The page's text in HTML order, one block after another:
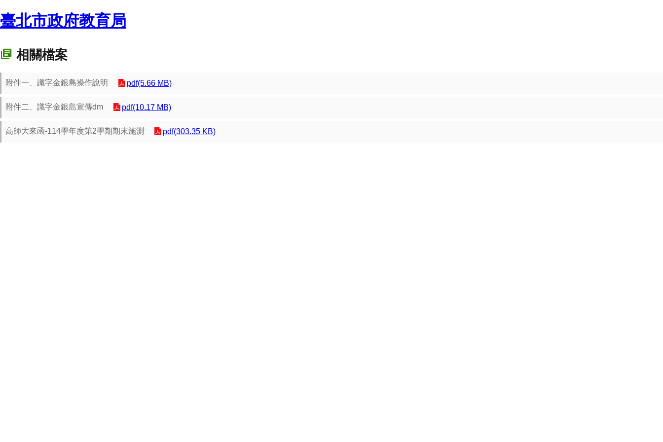
臺北市政府教育局
相關檔案
附件一、識字金銀島操作說明 pdf(5.66 MB)
附件二、識字金銀島宣傳dm pdf(10.17 MB)
高師大來函-114學年度第2學期期末施測 pdf(303.35 KB)